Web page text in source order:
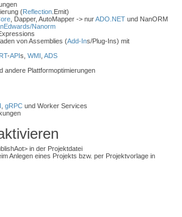
(Reflection .Emit)
, Dapper, AutoMapper -> nurADO.NET und NanORM
Nanorm
von Assemblies (Add-Ins/Plug-Ins) mit
-APIs, WMI ADS
andere Plattformoptimierungen
gRPC und Worker Services
in der Projektdatei
Anlegen eines Projekts bzw. per Projektvorlage in